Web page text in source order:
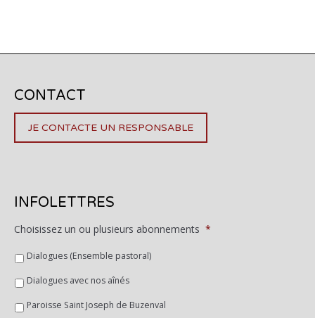
CONTACT
JE CONTACTE UN RESPONSABLE
INFOLETTRES
Choisissez un ou plusieurs abonnements *
Dialogues (Ensemble pastoral)
Dialogues avec nos aînés
Paroisse Saint Joseph de Buzenval